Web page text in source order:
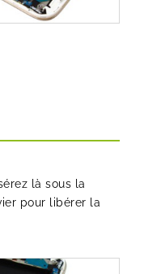
là sous la
pour libérer la